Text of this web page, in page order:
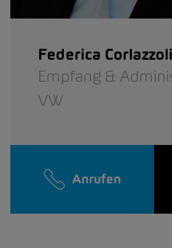
Federica Corlazzoli
Empfang &
VW
Anrufen